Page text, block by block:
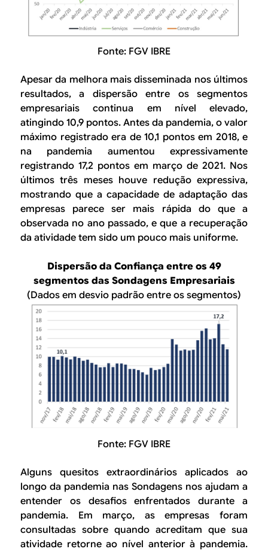
Fonte: FGV IBRE
Apesar da melhora mais disseminada nos últimos
resultados, a dispersão entre os segmentos
empresariais continua em nível elevado,
atingindo 10,9 pontos. Antes da pandemia, o valor
máximo registrado era de 10,1 pontos em 2018, e
na pandemia aumentou expressivamente
registrando 17,2 pontos em março de 2021. Nos
últimos três meses houve redução expressiva,
mostrando que a capacidade de adaptação das
empresas parece ser mais rápida do que a
observada no ano passado, e que a recuperação
da atividade tem sido um pouco mais uniforme.
Dispersão da Confiança entre os 49
segmentos das Sondagens Empresariais
(Dados em desvio padrão entre os segmentos)
Fonte: FGV IBRE
Alguns quesitos extraordinários aplicados ao
longo da pandemia nas Sondagens nos ajudam a
entender os desafios enfrentados durante a
pandemia. Em março, as empresas foram
consultadas sobre quando acreditam que sua
atividade retorne ao nível anterior à pandemia.